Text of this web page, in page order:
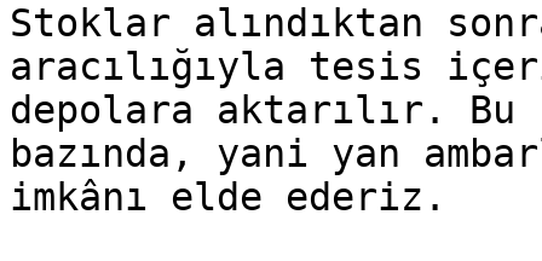
Stoklar alındıktan
aracılığıyla tesis
depolara aktarılır. Bu
bazında, yani yan
imkânı elde ederiz.